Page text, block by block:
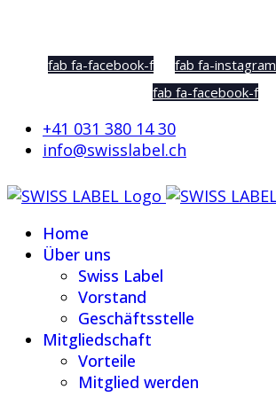
fab fa-facebook-f fab fa-instagram
fab fa-facebook-f
+41 031 380 14 30
info@swisslabel.ch
Home
Über uns
Swiss Label
Vorstand
Geschäftsstelle
Mitgliedschaft
Vorteile
Mitglied werden